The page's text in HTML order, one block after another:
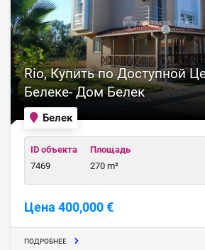
Белек
Rio, Купить по Доступной
Белеке- Дом Белек
ID объекта
7469
Площадь
270 m²
Цена 400,000 €
ПОДРОБНЕЕ